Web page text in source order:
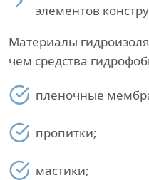
элементов
Материалы
чем средства
пленочные
пропитки;
мастики;